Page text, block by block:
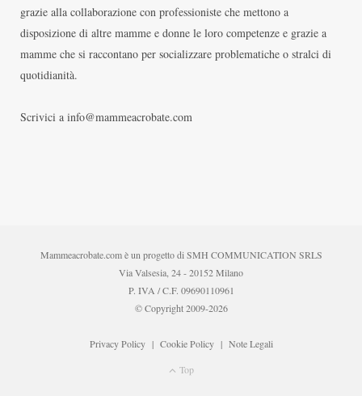
grazie alla collaborazione con professioniste che mettono a
disposizione di altre mamme e donne le loro competenze e grazie a
mamme che si raccontano per socializzare problematiche o stralci di
quotidianità.
Scrivici a info@mammeacrobate.com
Mammeacrobate.com è un progetto di SMH COMMUNICATION SRLS
Via Valsesia, 24 - 20152 Milano
P. IVA / C.F. 09690110961
© Copyright 2009-2026
Privacy Policy| Cookie Policy| Note Legali
Top